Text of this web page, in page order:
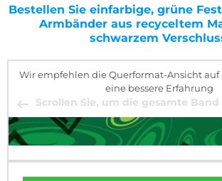
Bestellen Sie einfarbige, grüne
Armbänder aus recyceltem
schwarzem
Wir empfehlen die Querformat-Ansicht auf
eine bessere Erfahrung
Scrollen Sie, um die gesamte